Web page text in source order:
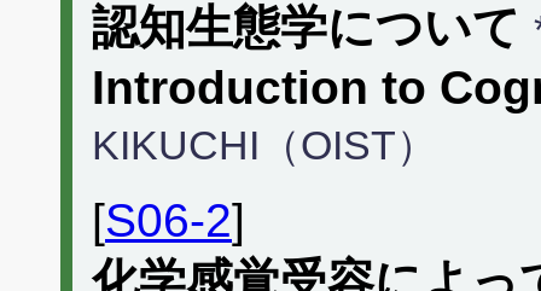
認知生態学について
Introduction to
KIKUCHI（OIST）
[S06-2]